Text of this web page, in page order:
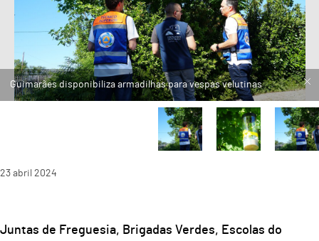
23 abril 2024
Juntas de Freguesia, Brigadas Verdes, Escolas do